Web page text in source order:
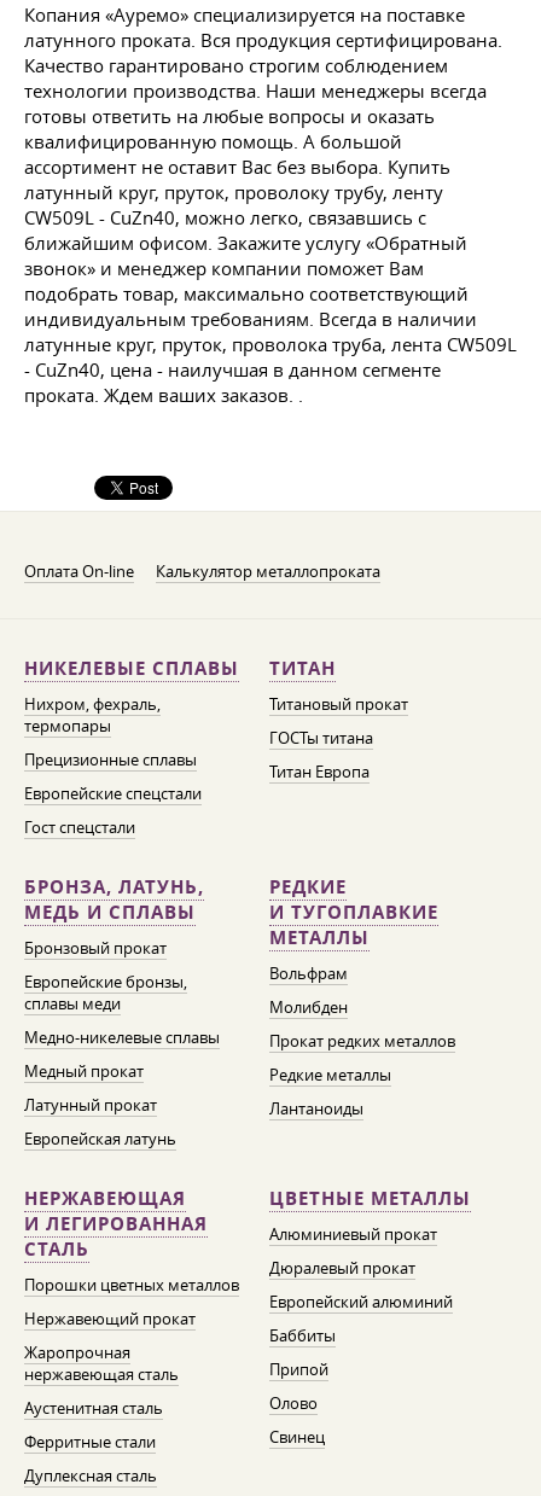
Копания «Ауремо» специализируется на поставке
латунного проката. Вся продукция сертифицирована.
Качество гарантировано строгим соблюдением
технологии производства. Наши менеджеры всегда
готовы ответить на любые вопросы и оказать
квалифицированную помощь. А большой
ассортимент не оставит Вас без выбора. Купить
латунный круг, пруток, проволоку трубу, ленту
CW509L - CuZn40, можно легко, связавшись с
ближайшим офисом. Закажите услугу «Обратный
звонок» и менеджер компании поможет Вам
подобрать товар, максимально соответствующий
индивидуальным требованиям. Всегда в наличии
латунные круг, пруток, проволока труба, лента CW509L
- CuZn40, цена - наилучшая в данном сегменте
проката. Ждем ваших заказов. .
Оплата On-line Калькулятор металлопроката
НИКЕЛЕВЫЕ СПЛАВЫ
Нихром, фехраль,
термопары
Прецизионные сплавы
Европейские спецстали
Гост спецстали
ТИТАН
Титановый прокат
ГОСТы титана
Титан Европа
БРОНЗА, ЛАТУНЬ,
МЕДЬ И СПЛАВЫ
Бронзовый прокат
Европейские бронзы,
сплавы меди
Медно-никелевые сплавы
Медный прокат
Латунный прокат
Европейская латунь
РЕДКИЕ
И ТУГОПЛАВКИЕ
МЕТАЛЛЫ
Вольфрам
Молибден
Прокат редких металлов
Редкие металлы
Лантаноиды
НЕРЖАВЕЮЩАЯ
И ЛЕГИРОВАННАЯ
СТАЛЬ
Порошки цветных металлов
Нержавеющий прокат
Жаропрочная
нержавеющая сталь
Аустенитная сталь
Ферритные стали
Дуплексная сталь
ЦВЕТНЫЕ МЕТАЛЛЫ
Алюминиевый прокат
Дюралевый прокат
Европейский алюминий
Баббиты
Припой
Олово
Свинец